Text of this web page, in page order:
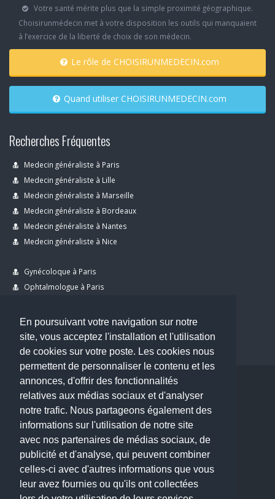
En poursuivant votre navigation sur notre
site, vous acceptez l'installation et l'utilisation
de cookies sur votre poste. Les cookies nous
permettent de personnaliser le contenu et les
annonces, d'offrir des fonctionnalités
relatives aux médias sociaux et d'analyser
notre trafic. Nous partageons également des
informations sur l'utilisation de notre site
avec nos partenaires de médias sociaux, de
publicité et d'analyse, qui peuvent combiner
celles-ci avec d'autres informations que vous
leur avez fournies ou qu'ils ont collectées
Votre santé mérite plus que la simple proximité géographique.
Choisirunmédecin met à votre disposition les outils qui manquaient
à l’exercice de la liberté de choix de son médecin.
Le rôle de CHOISIRUNMEDECIN.com
Quand utiliser CHOISIRUNMEDECIN.com
Recherches Fréquentes
Medecin généraliste à Paris
Medecin généraliste à Lille
Medecin généraliste à Marseille
Medecin généraliste à Bordeaux
Medecin généraliste à Nantes
Medecin généraliste à Nice
Gynécoloque à Paris
Ophtalmologue à Paris
Dentiste à Paris
Copyright © 2026 . All Rights Reserved.
choisirunmedecin@gmail.com
Nous contacter
Accueil
Blog